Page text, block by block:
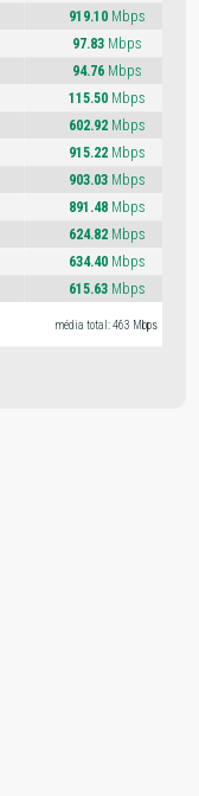
919.10Mbps
97.83Mbps
94.76Mbps
115.50Mbps
602.92Mbps
915.22Mbps
903.03Mbps
891.48Mbps
624.82Mbps
634.40Mbps
615.63Mbps
média total: 463 Mbps